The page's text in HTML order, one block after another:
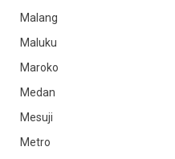
Malang
Maluku
Maroko
Medan
Mesuji
Metro